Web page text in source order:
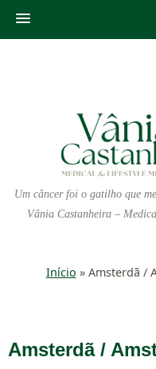
Um câncer foi o gatilho que
Vânia Castanheira –
Início » Amsterdã /
Amsterdã /